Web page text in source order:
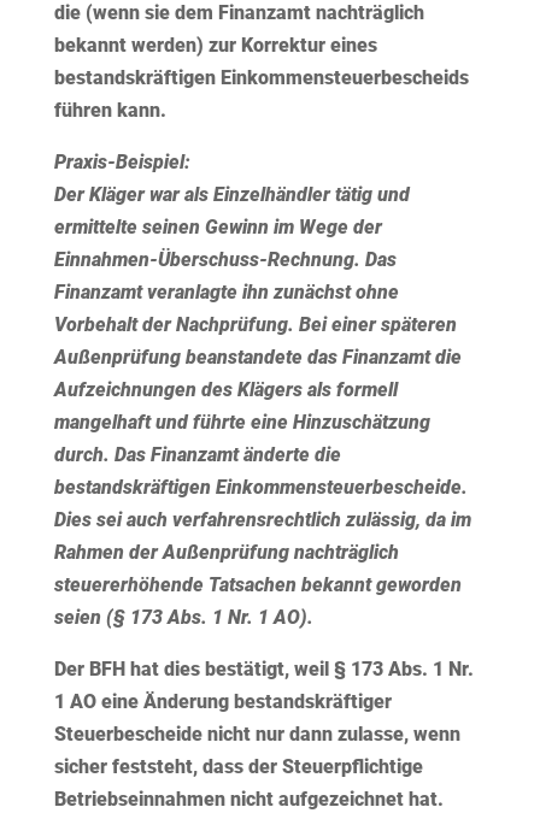
die (wenn sie dem Finanzamt nachträglich
bekannt werden) zur Korrektur eines
bestandskräftigen Einkommensteuerbescheids
führen kann.
Praxis-Beispiel:
Der Kläger war als Einzelhändler tätig und
ermittelte seinen Gewinn im Wege der
Einnahmen-Überschuss-Rechnung. Das
Finanzamt veranlagte ihn zunächst ohne
Vorbehalt der Nachprüfung. Bei einer späteren
Außenprüfung beanstandete das Finanzamt die
Aufzeichnungen des Klägers als formell
mangelhaft und führte eine Hinzuschätzung
durch. Das Finanzamt änderte die
bestandskräftigen Einkommensteuerbescheide.
Dies sei auch verfahrensrechtlich zulässig, da im
Rahmen der Außenprüfung nachträglich
steuererhöhende Tatsachen bekannt geworden
seien (§ 173 Abs. 1 Nr. 1 AO).
Der BFH hat dies bestätigt, weil § 173 Abs. 1 Nr.
1 AO eine Änderung bestandskräftiger
Steuerbescheide nicht nur dann zulasse, wenn
sicher feststeht, dass der Steuerpflichtige
Betriebseinnahmen nicht aufgezeichnet hat.